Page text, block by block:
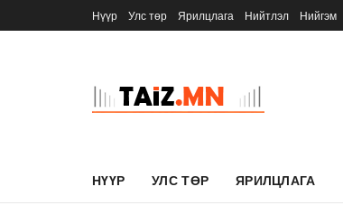
Нүүр Улс төр Ярилцлага Нийтлэл Нийгэм
НҮҮР УЛС ТӨР ЯРИЛЦЛАГА